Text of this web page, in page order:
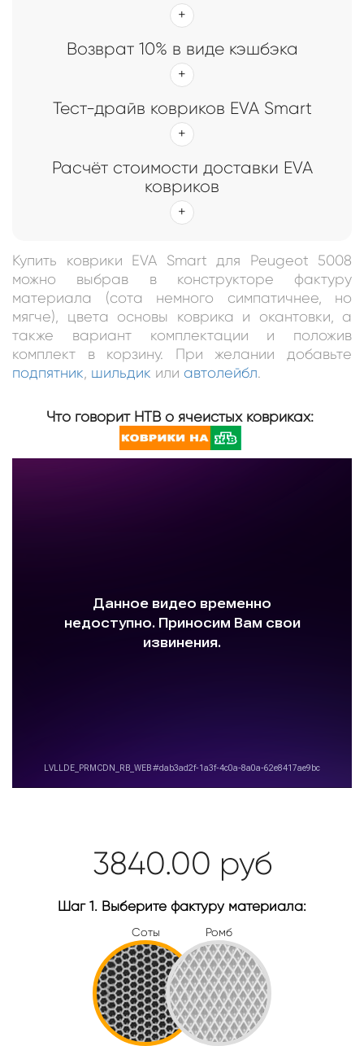
Возврат 10% в виде кэшбэка
Тест-драйв ковриков EVA Smart
Расчёт стоимости доставки EVA
ковриков
Купить коврики EVA Smart для Peugeot 5008
можно выбрав в конструкторе фактуру
материала (сота немного симпатичнее, но
мягче), цвета основы коврика и окантовки, а
также вариант комплектации и положив
комплект в корзину. При желании добавьте
подпятник шильдик или автолейбл.
Что говорит НТВ о ячеистых ковриках:
3840.00 руб
Шаг 1. Выберите фактуру материала:
Соты Ромб